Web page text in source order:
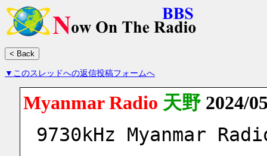
▼このスレッドへの返信投稿フォームへ
Myanmar Radio 天野 2024/
9730kHz Myanmar